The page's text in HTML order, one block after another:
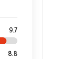
9.7
8.8